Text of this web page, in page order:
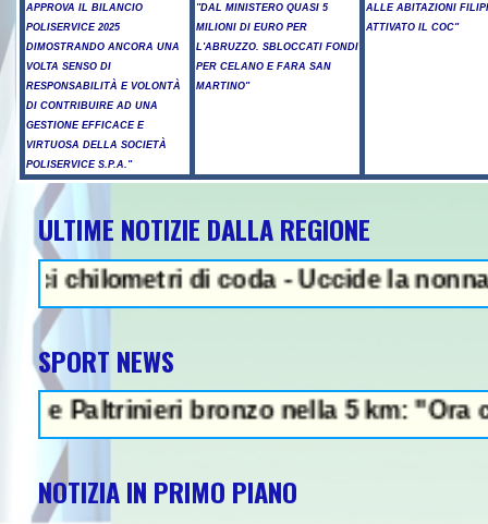
APPROVA IL BILANCIO
POLISERVICE 2025
DIMOSTRANDO ANCORA UNA
VOLTA SENSO DI
RESPONSABILITÀ E VOLONTÀ
DI CONTRIBUIRE AD UNA
GESTIONE EFFICACE E
VIRTUOSA DELLA SOCIETÀ
POLISERVICE S.P.A."
"DAL MINISTERO QUASI 5
MILIONI DI EURO PER
L'ABRUZZO. SBLOCCATI FONDI
PER CELANO E FARA SAN
MARTINO"
ALLE ABITAZIONI
ATTIVATO IL COC"
ULTIME NOTIZIE DALLA REGIONE
di coda - Uccide la nonna a
SPORT NEWS
bronzo nella 5 km: "Ora ci
NOTIZIA IN PRIMO PIANO
NEWS IN EVIDENZA -